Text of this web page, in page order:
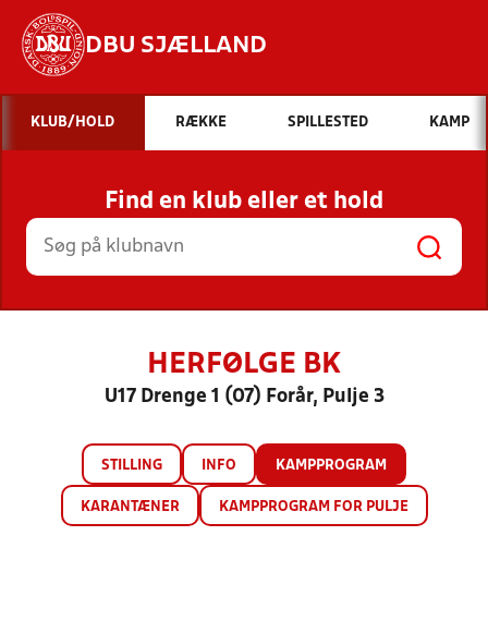
DBU SJÆLLAND
Hvad vil du søge efter?
INDHOLD OG NYHEDER
STILLINGER, RESULTATER, KLUBBER OG
HOLD
KLUB/HOLD RÆKKE SPILLESTED KAMP
Find en klub eller et hold
HERFØLGE BK
U17 Drenge 1 (07) Forår, Pulje 3
STILLING INFO KAMPPROGRAM
KARANTÆNER KAMPPROGRAM FOR PULJE